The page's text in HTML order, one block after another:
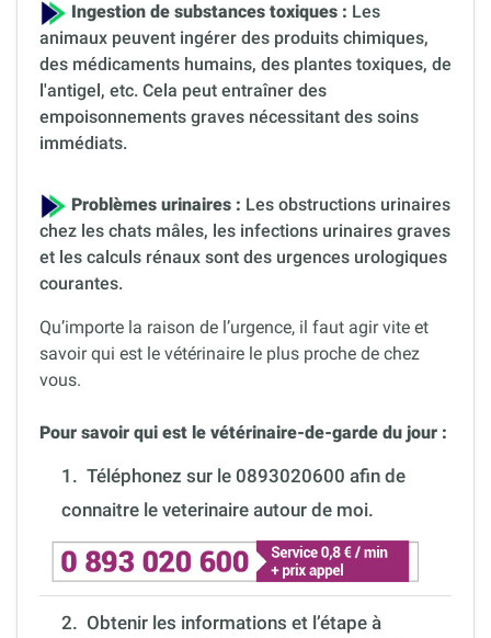
Ingestion de substances toxiques : Les
animaux peuvent ingérer des produits chimiques,
des médicaments humains, des plantes toxiques, de
l'antigel, etc. Cela peut entraîner des
empoisonnements graves nécessitant des soins
immédiats.
Problèmes urinaires : Les obstructions urinaires
chez les chats mâles, les infections urinaires graves
et les calculs rénaux sont des urgences urologiques
courantes.
Qu’importe la raison de l’urgence, il faut agir vite et
savoir qui est le vétérinaire le plus proche de chez
vous.
Pour savoir qui est le vétérinaire-de-garde du jour :
1. Téléphonez sur le 0893020600 afin de
connaitre le veterinaire autour de moi.
2. Obtenir les informations et l’étape à